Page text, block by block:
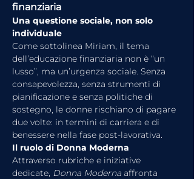
finanziaria
Una questione sociale, non solo
individuale
Come sottolinea Miriam, il tema
dell’educazione finanziaria non è “un
lusso”, ma un’urgenza sociale. Senza
consapevolezza, senza strumenti di
pianificazione e senza politiche di
sostegno, le donne rischiano di pagare
due volte: in termini di carriera e di
benessere nella fase post-lavorativa.
Il ruolo di Donna Moderna
Attraverso rubriche e iniziative
dedicate, Donna Moderna affronta